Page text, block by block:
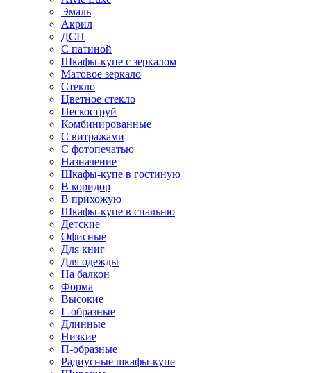
Эмаль
Акрил
ДСП
С патиной
Шкафы-купе с зеркалом
Матовое зеркало
Стекло
Цветное стекло
Пескоструй
Комбинированные
С витражами
С фотопечатью
Назначение
Шкафы-купе в гостиную
В коридор
В прихожую
Шкафы-купе в спальню
Детские
Офисные
Для книг
Для одежды
На балкон
Форма
Высокие
Г-образные
Длинные
Низкие
П-образные
Радиусные шкафы-купе